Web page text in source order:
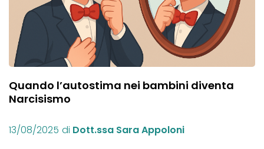
Quando l’autostima nei bambini diventa
Narcisismo
13/08/2025 di Dott.ssa Sara Appoloni